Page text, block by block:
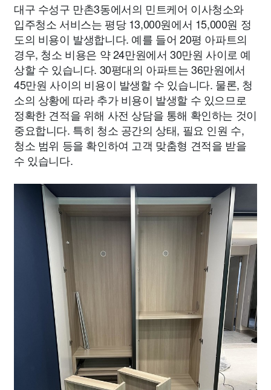
대구 수성구 만촌3동에서의 민트케어 이사청소와
입주청소 서비스는 평당 13,000원에서 15,000원 정
도의 비용이 발생합니다. 예를 들어 20평 아파트의
경우, 청소 비용은 약 24만원에서 30만원 사이로 예
상할 수 있습니다. 30평대의 아파트는 36만원에서
45만원 사이의 비용이 발생할 수 있습니다. 물론, 청
소의 상황에 따라 추가 비용이 발생할 수 있으므로
정확한 견적을 위해 사전 상담을 통해 확인하는 것이
중요합니다. 특히 청소 공간의 상태, 필요 인원 수,
청소 범위 등을 확인하여 고객 맞춤형 견적을 받을
수 있습니다.